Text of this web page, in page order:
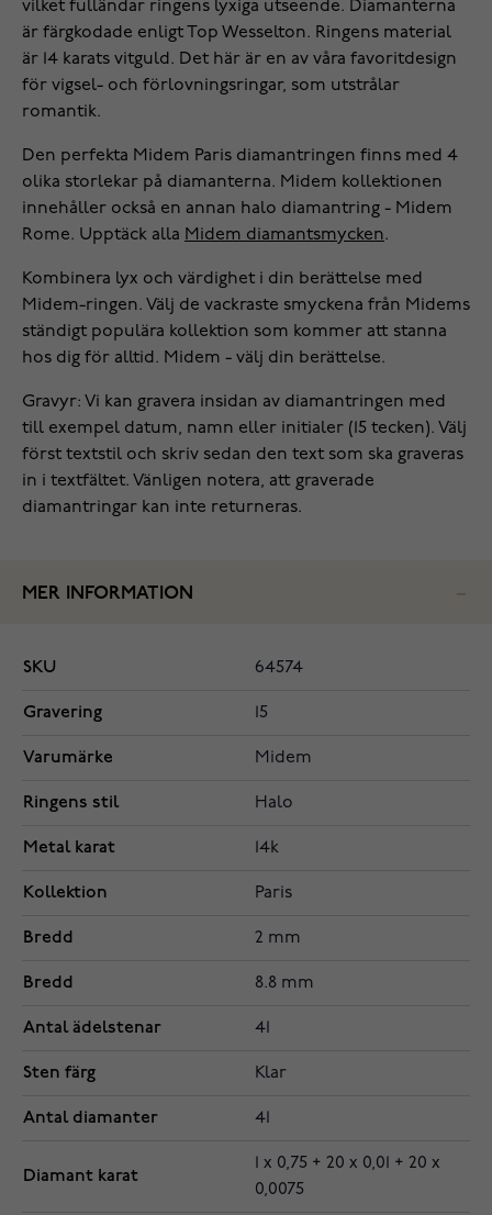
vilket fulländar ringens lyxiga utseende. Diamanterna
är färgkodade enligt Top Wesselton. Ringens material
är 14 karats vitguld. Det här är en av våra favoritdesign
för vigsel- och förlovningsringar, som utstrålar
romantik.
Den perfekta Midem Paris diamantringen finns med 4
olika storlekar på diamanterna. Midem kollektionen
innehåller också en annan halo diamantring - Midem
Rome. Upptäck alla Midem diamantsmycken.
Kombinera lyx och värdighet i din berättelse med
Midem-ringen. Välj de vackraste smyckena från Midems
ständigt populära kollektion som kommer att stanna
hos dig för alltid. Midem - välj din berättelse.
Gravyr: Vi kan gravera insidan av diamantringen med
till exempel datum, namn eller initialer (15 tecken). Välj
först textstil och skriv sedan den text som ska graveras
in i textfältet. Vänligen notera, att graverade
diamantringar kan inte returneras.
MER INFORMATION
SKU 64574
Gravering 15
Varumärke Midem
Ringens stil Halo
Metal karat 14k
Kollektion Paris
Bredd 2 mm
Bredd 8.8 mm
Antal ädelstenar 41
Sten färg Klar
Antal diamanter 41
Diamant karat
1 x 0,75 + 20 x 0,01 + 20 x
0,0075